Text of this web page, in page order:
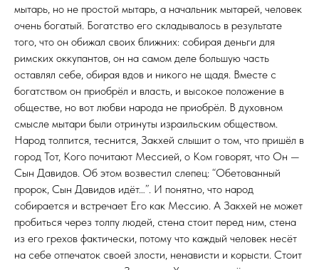
мытарь, но не простой мытарь, а начальник мытарей, человек
очень богатый. Богатство его складывалось в результате
того, что он обижал своих ближних: собирая деньги для
римских оккупантов, он на самом деле большую часть
оставлял себе, обирая вдов и никого не щадя. Вместе с
богатством он приобрёл и власть, и высокое положение в
обществе, но вот любви народа не приобрёл. В духовном
смысле мытари были отринуты израильским обществом.
Народ толпится, теснится, Закхей слышит о том, что пришёл в
город Тот, Кого почитают Мессией, о Ком говорят, что Он —
Сын Давидов. Об этом возвестил слепец: “Обетованный
пророк, Сын Давидов идёт…”. И понятно, что народ
собирается и встречает Его как Мессию. А Закхей не может
пробиться через толпу людей, стена стоит перед ним, стена
из его грехов фактически, потому что каждый человек несёт
на себе отпечаток своей злости, ненависти и корысти. Стоит